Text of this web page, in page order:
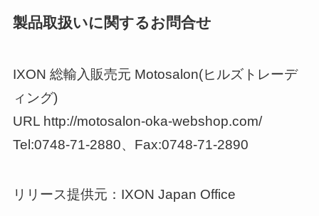
製品取扱いに関するお問合せ
IXON 総輸入販売元 Motosalon(ヒルズトレーデ
ィング)
URL http://motosalon-oka-webshop.com/
Tel:0748-71-2880、Fax:0748-71-2890
リリース提供元：IXON Japan Office